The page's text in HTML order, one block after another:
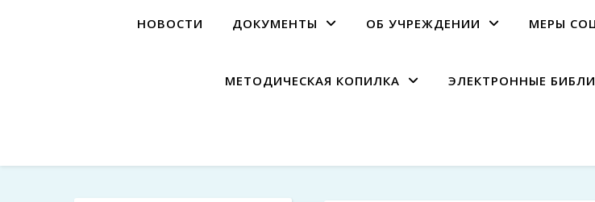
НОВОСТИ ДОКУМЕНТЫ ОБ УЧРЕЖДЕНИИ МЕРЫ
МЕТОДИЧЕСКАЯ КОПИЛКА ЭЛЕКТРОННЫЕ